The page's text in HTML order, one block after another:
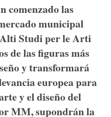
comenzado las
municipal
Studi per le Arti
de las figuras más
y transformará
europea para
y el diseño del
MM, supondrán la